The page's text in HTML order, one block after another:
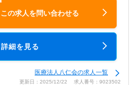
この求人を問い合わせる
詳細を見る
医療法人八仁会の求人一覧
更新日：2025/12/22 求人番号：9023502